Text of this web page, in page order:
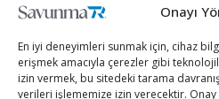
Onayı
En iyi deneyimleri sunmak için, cihaz
erişmek amacıyla çerezler gibi
izin vermek, bu sitedeki tarama
verileri işlememize izin verecektir. Onay
tecrübe neticesinde “Ağır
Kullanıcıları Deniz Kuvvetleri
Kuvvetleri Komutanlığı